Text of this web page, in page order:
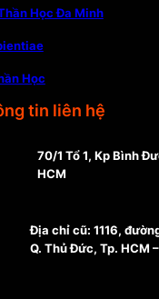
Học Đa Minh
Học
tin liên hệ
70/1 Tổ 1, Kp Bình
HCM
Địa chỉ cũ: 1116,
Q. Thủ Đức, Tp. HCM